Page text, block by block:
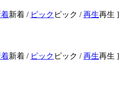
新着 / ピック ピック /再生再生 ]
新着 / ピック ピック /再生再生 ]